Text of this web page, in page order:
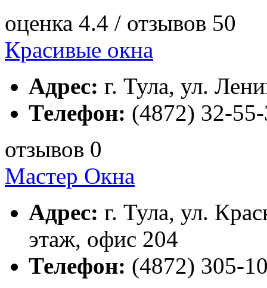
оценка 4.4 / отзывов 50
Красивые окна
Адрес: г. Тула, ул.
Телефон: (4872) 32-
отзывов 0
Мастер Окна
Адрес: г. Тула, ул.
этаж, офис 204
Телефон: (4872) 305-